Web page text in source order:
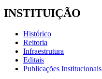
INSTITUIÇÃO
Histórico
Reitoria
Infraestrutura
Editais
Publicações Institucionais